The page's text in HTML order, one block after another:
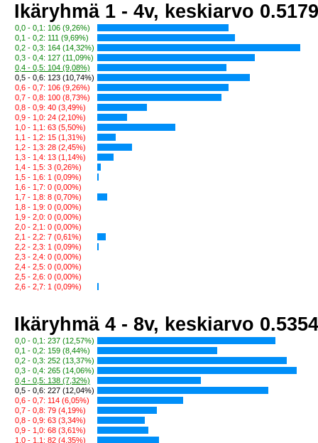
Ikäryhmä 1 - 4v, keskiarvo
0,0 - 0,1: 106 (9,26%)
0,1 - 0,2: 111 (9,69%)
0,2 - 0,3: 164 (14,32%)
0,3 - 0,4: 127 (11,09%)
0,4 - 0,5: 104 (9,08%)
0,5 - 0,6: 123 (10,74%)
0,6 - 0,7: 106 (9,26%)
0,7 - 0,8: 100 (8,73%)
0,8 - 0,9: 40 (3,49%)
0,9 - 1,0: 24 (2,10%)
1,0 - 1,1: 63 (5,50%)
1,1 - 1,2: 15 (1,31%)
1,2 - 1,3: 28 (2,45%)
1,3 - 1,4: 13 (1,14%)
1,4 - 1,5: 3 (0,26%)
1,5 - 1,6: 1 (0,09%)
1,6 - 1,7: 0 (0,00%)
1,7 - 1,8: 8 (0,70%)
1,8 - 1,9: 0 (0,00%)
1,9 - 2,0: 0 (0,00%)
2,0 - 2,1: 0 (0,00%)
2,1 - 2,2: 7 (0,61%)
2,2 - 2,3: 1 (0,09%)
2,3 - 2,4: 0 (0,00%)
2,4 - 2,5: 0 (0,00%)
2,5 - 2,6: 0 (0,00%)
2,6 - 2,7: 1 (0,09%)
Ikäryhmä 4 - 8v, keskiarvo
0,0 - 0,1: 237 (12,57%)
0,1 - 0,2: 159 (8,44%)
0,2 - 0,3: 252 (13,37%)
0,3 - 0,4: 265 (14,06%)
0,4 - 0,5: 138 (7,32%)
0,5 - 0,6: 227 (12,04%)
0,6 - 0,7: 114 (6,05%)
0,7 - 0,8: 79 (4,19%)
0,8 - 0,9: 63 (3,34%)
0,9 - 1,0: 68 (3,61%)
1,0 - 1,1: 82 (4,35%)